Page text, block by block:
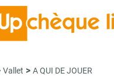
Vallet > A QUI DE JOUER